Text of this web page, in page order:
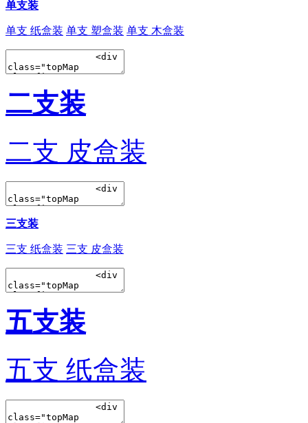
单支装
单支 纸盒装 单支 塑盒装 单支 木盒装
二支装
二支 皮盒装
三支装
三支 纸盒装 三支 皮盒装
五支装
五支 纸盒装